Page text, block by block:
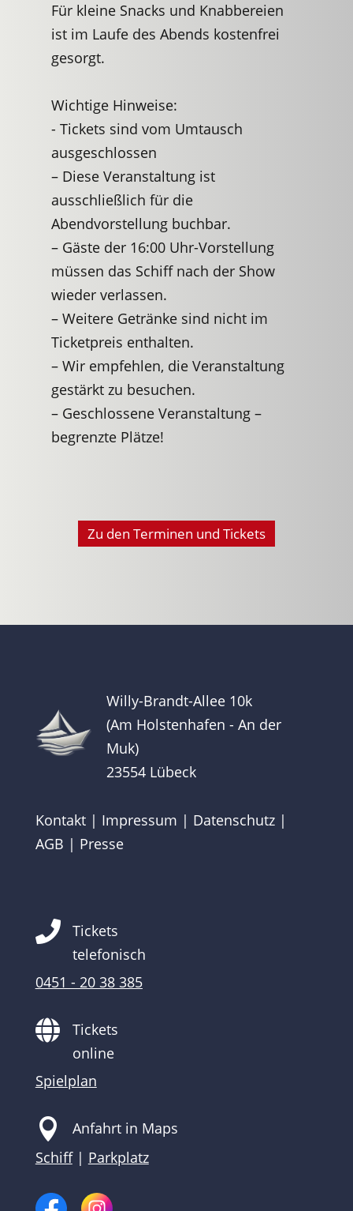
Für kleine Snacks und Knabbereien
ist im Laufe des Abends kostenfrei
gesorgt.
Wichtige Hinweise:
- Tickets sind vom Umtausch
ausgeschlossen
– Diese Veranstaltung ist
ausschließlich für die
Abendvorstellung buchbar.
– Gäste der 16:00 Uhr-Vorstellung
müssen das Schiff nach der Show
wieder verlassen.
– Weitere Getränke sind nicht im
Ticketpreis enthalten.
– Wir empfehlen, die Veranstaltung
gestärkt zu besuchen.
– Geschlossene Veranstaltung –
begrenzte Plätze!
Zu den Terminen und Tickets
Willy-Brandt-Allee 10k
(Am Holstenhafen - An der
Muk)
23554 Lübeck
Kontakt| Impressum | Datenschutz|
AGB | Presse

Tickets
telefonisch
0451 - 20 38 385

Tickets
online
Spielplan

Anfahrt in Maps
Schiff| Parkplatz